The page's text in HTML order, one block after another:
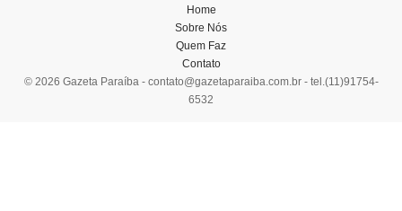
© 2026 Gazeta Paraíba - contato@gazetaparaiba.com.br- tel.(11)91754-
6532
Home
Sobre Nós
Quem Faz
Contato